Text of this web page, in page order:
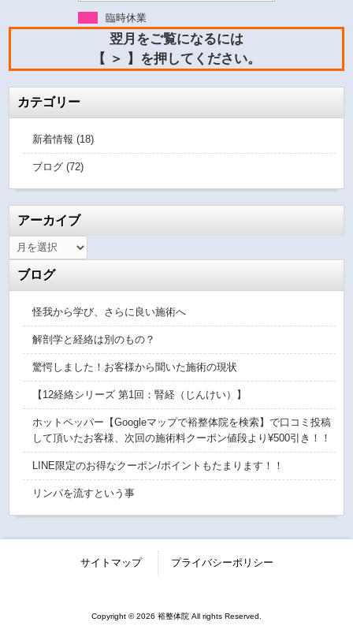
臨時休業
翌月をご覧になるには
【 ＞ 】を押してください。
カテゴリー
新着情報 (18)
ブログ (72)
アーカイブ
ブログ
怪我から学び、さらに良い施術へ
解剖学と経絡は別のもの？
驚愕しました！お客様から聞いた施術の現状
【12経絡シリーズ 第1回：腎経（じんけい）】
ホットペッパー【Googleマップで裕整体院を検索】で口コミ投稿
して頂いたお客様、次回の施術料クーポン値段より¥500引き！！
LINE限定のお得なクーポン/ポイントもたまります！！
リンパを流すという事
サイトマップ プライバシーポリシー
Copyright © 2026 裕整体院 All rights Reserved.